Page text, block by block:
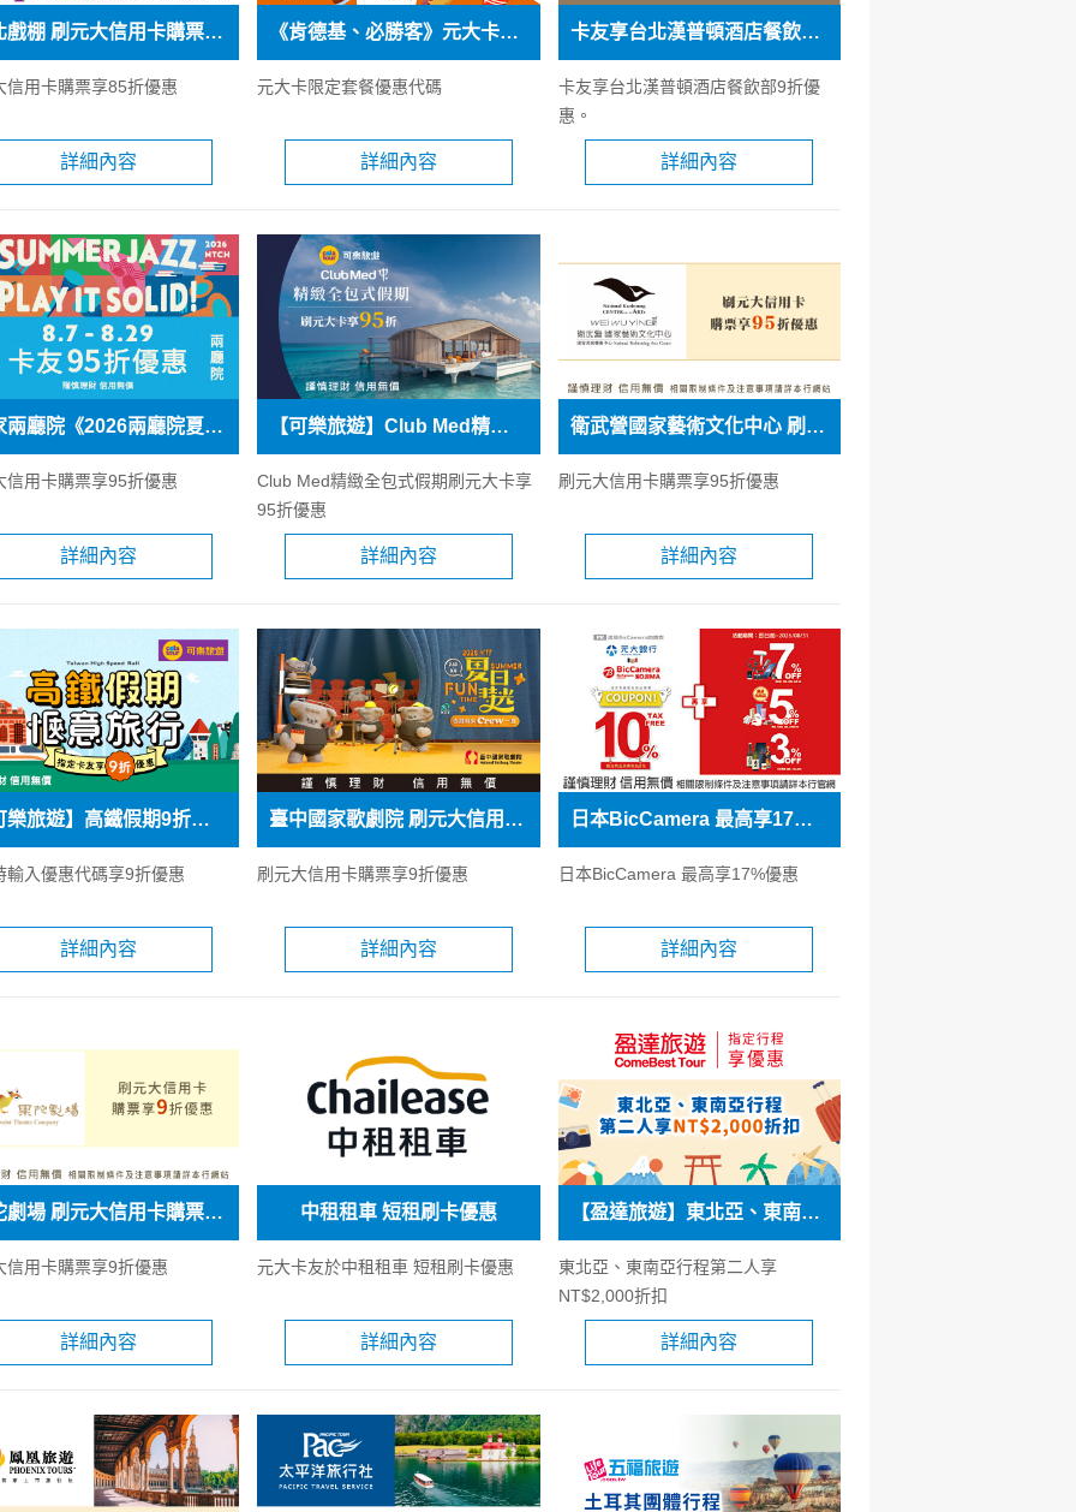
臺北戲棚 刷元大信用卡購票享85折優惠
信用卡購票享85折優惠
詳細內容
《肯德基、必勝客》元大卡專屬優惠
元大卡限定套餐優惠代碼
詳細內容
卡友享台北漢普頓酒店餐飲部優惠
卡友享台北漢普頓酒店餐飲部9折優
惠。
詳細內容
國家兩廳院《2026兩廳院夏日爵士》刷元大信用卡購票享95折優惠
信用卡購票享95折優惠
詳細內容
【可樂旅遊】Club Med精緻全包式假期 刷元大卡享95折優惠
Club Med精緻全包式假期刷元大卡享
95折優惠
詳細內容
衛武營國家藝術文化中心 刷元大信用卡購票享95折優惠
刷元大信用卡購票享95折優惠
詳細內容
【可樂旅遊】高鐵假期9折優惠
輸入優惠代碼享9折優惠
詳細內容
臺中國家歌劇院 刷元大信用卡購票享9折優惠
刷元大信用卡購票享9折優惠
詳細內容
日本BicCamera 最高享17%優惠
日本BicCamera 最高享17%優惠
詳細內容
果陀劇場 刷元大信用卡購票享9折優惠
信用卡購票享9折優惠
詳細內容
中租租車 短租刷卡優惠
元大卡友於中租租車 短租刷卡優惠
詳細內容
【盈達旅遊】東北亞、東南亞行程第二人享NT$2,000折扣
東北亞、東南亞行程第二人享
NT$2,000折扣
詳細內容